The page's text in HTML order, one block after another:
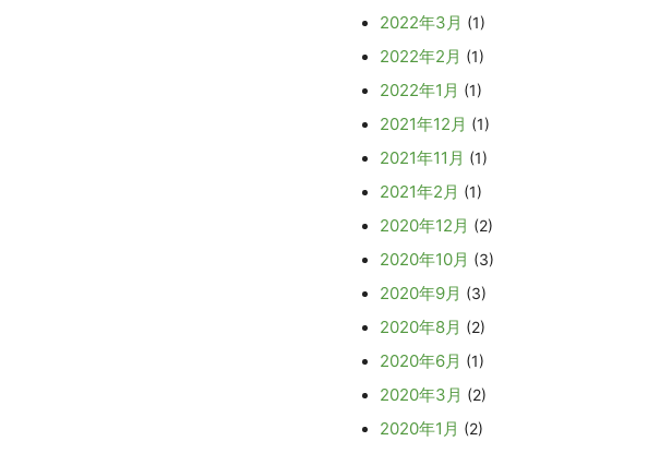
2022年3月 (1)
2022年2月 (1)
2022年1月 (1)
2021年12月 (1)
2021年11月 (1)
2021年2月 (1)
2020年12月 (2)
2020年10月 (3)
2020年9月 (3)
2020年8月 (2)
2020年6月 (1)
2020年3月 (2)
2020年1月 (2)